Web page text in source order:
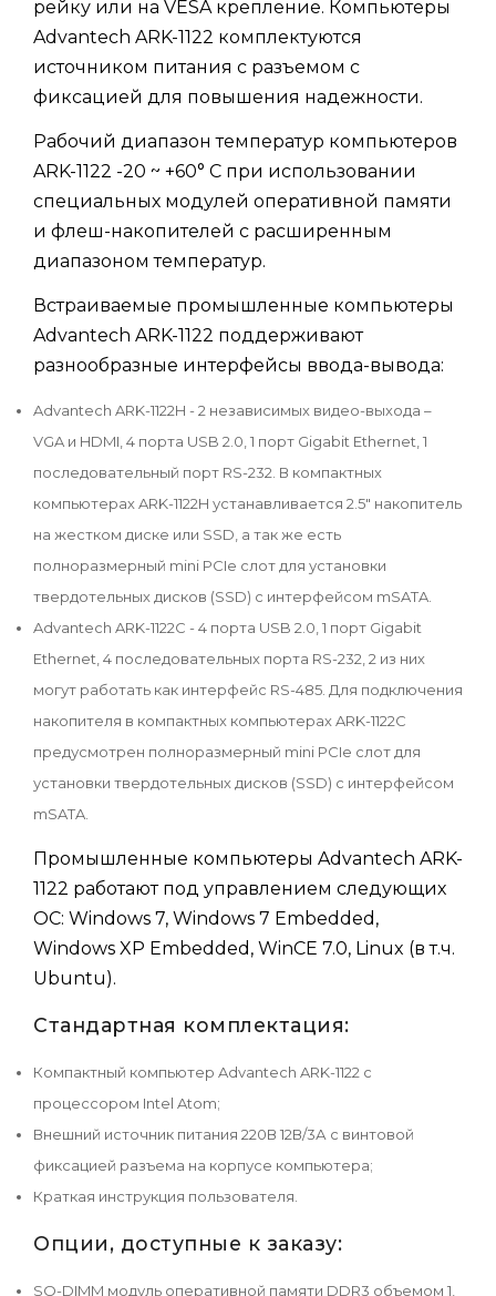
рейку или на VESA крепление. Компьютеры
Advantech ARK-1122 комплектуются
источником питания с разъемом с
фиксацией для повышения надежности.
Рабочий диапазон температур компьютеров
ARK-1122 -20 ~ +60° C при использовании
специальных модулей оперативной памяти
и флеш-накопителей с расширенным
диапазоном температур.
Встраиваемые промышленные компьютеры
Advantech ARK-1122 поддерживают
разнообразные интерфейсы ввода-вывода:
Advantech ARK-1122H - 2 независимых видео-выхода –
VGA и HDMI, 4 порта USB 2.0, 1 порт Gigabit Ethernet, 1
последовательный порт RS-232. В компактных
компьютерах ARK-1122H устанавливается 2.5" накопитель
на жестком диске или SSD, а так же есть
полноразмерный mini PCIe слот для установки
твердотельных дисков (SSD) c интерфейсом mSATA.
Advantech ARK-1122C - 4 порта USB 2.0, 1 порт Gigabit
Ethernet, 4 последовательных порта RS-232, 2 из них
могут работать как интерфейс RS-485. Для подключения
накопителя в компактных компьютерах ARK-1122C
предусмотрен полноразмерный mini PCIe слот для
установки твердотельных дисков (SSD) c интерфейсом
mSATA.
Промышленные компьютеры Advantech ARK-
1122 работают под управлением следующих
ОС: Windows 7, Windows 7 Embedded,
Windows XP Embedded, WinCE 7.0, Linux (в т.ч.
Ubuntu).
Стандартная комплектация:
Компактный компьютер Advantech ARK-1122 с
процессором Intel Atom;
Внешний источник питания 220В 12В/3А с винтовой
фиксацией разъема на корпусе компьютера;
Краткая инструкция пользователя.
Опции, доступные к заказу:
SO-DIMM модуль оперативной памяти DDR3 объемом 1,